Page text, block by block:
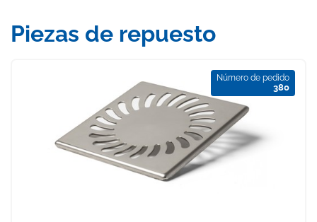
Piezas de repuesto
Número de pedido
380